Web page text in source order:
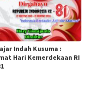
Indah Kusuma :
Hari Kemerdekaan RI